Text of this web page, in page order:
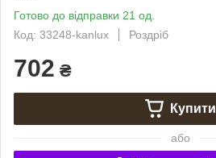
Готово до відправки 21 од.
Код: 33248-kanlux
Роздріб
702 ₴
Купити
або